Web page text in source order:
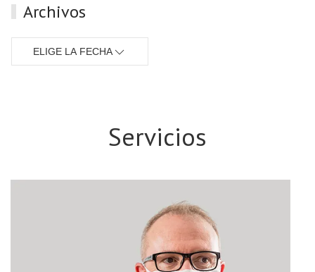
Archivos
ELIGE LA FECHA
Servicios